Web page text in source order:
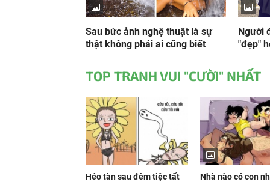
Sau bức ảnh nghệ thuật là sự
thật không phải ai cũng biết
Người
"đẹp"
TOP TRANH VUI "CƯỜI" NHẤT
Héo tàn sau đêm tiệc tất
Nhà nào có con